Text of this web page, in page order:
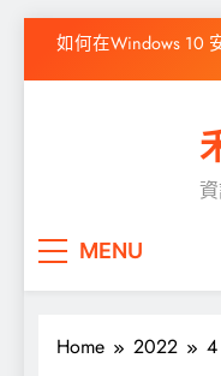
content
如何在Windows 10
WordPress出現「
高效靜態網站產生
如何在Windows 10
CentOS Stream 9
WordPress出現「前
MENU
Home 2022